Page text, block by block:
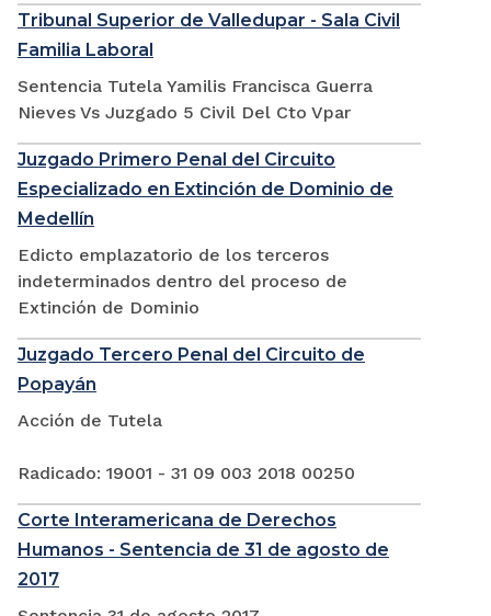
Tribunal Superior de Valledupar - Sala Civil
Familia Laboral
Sentencia Tutela Yamilis Francisca Guerra
Nieves Vs Juzgado 5 Civil Del Cto Vpar
Juzgado Primero Penal del Circuito
Especializado en Extinción de Dominio de
Medellín
Edicto emplazatorio de los terceros
indeterminados dentro del proceso de
Extinción de Dominio
Juzgado Tercero Penal del Circuito de
Popayán
Acción de Tutela
Radicado: 19001 - 31 09 003 2018 00250
Corte Interamericana de Derechos
Humanos - Sentencia de 31 de agosto de
2017